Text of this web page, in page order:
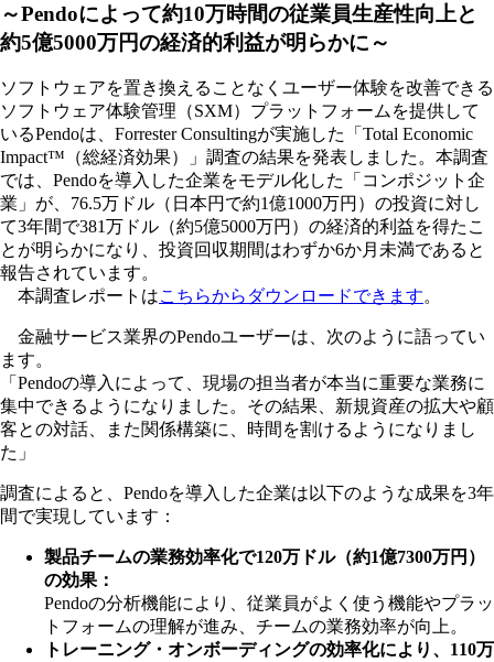
～Pendoによって約10万時間の従業員生産性向上と
約5億5000万円の経済的利益が明らかに～
ソフトウェアを置き換えることなくユーザー体験を改善できる
ソフトウェア体験管理（SXM）プラットフォームを提供して
いるPendoは、Forrester Consultingが実施した「Total Economic
Impact™（総経済効果）」調査の結果を発表しました。本調査
では、Pendoを導入した企業をモデル化した「コンポジット企
業」が、76.5万ドル（日本円で約1億1000万円）の投資に対し
て3年間で381万ドル（約5億5000万円）の経済的利益を得たこ
とが明らかになり、投資回収期間はわずか6か月未満であると
報告されています。
本調査レポートはこちらからダウンロードできます。
金融サービス業界のPendoユーザーは、次のように語ってい
ます。
「Pendoの導入によって、現場の担当者が本当に重要な業務に
集中できるようになりました。その結果、新規資産の拡大や顧
客との対話、また関係構築に、時間を割けるようになりまし
た」
調査によると、Pendoを導入した企業は以下のような成果を3年
間で実現しています：
製品チームの業務効率化で120万ドル（約1億7300万円）
の効果：
Pendoの分析機能により、従業員がよく使う機能やプラッ
トフォームの理解が進み、チームの業務効率が向上。
トレーニング・オンボーディングの効率化により、110万